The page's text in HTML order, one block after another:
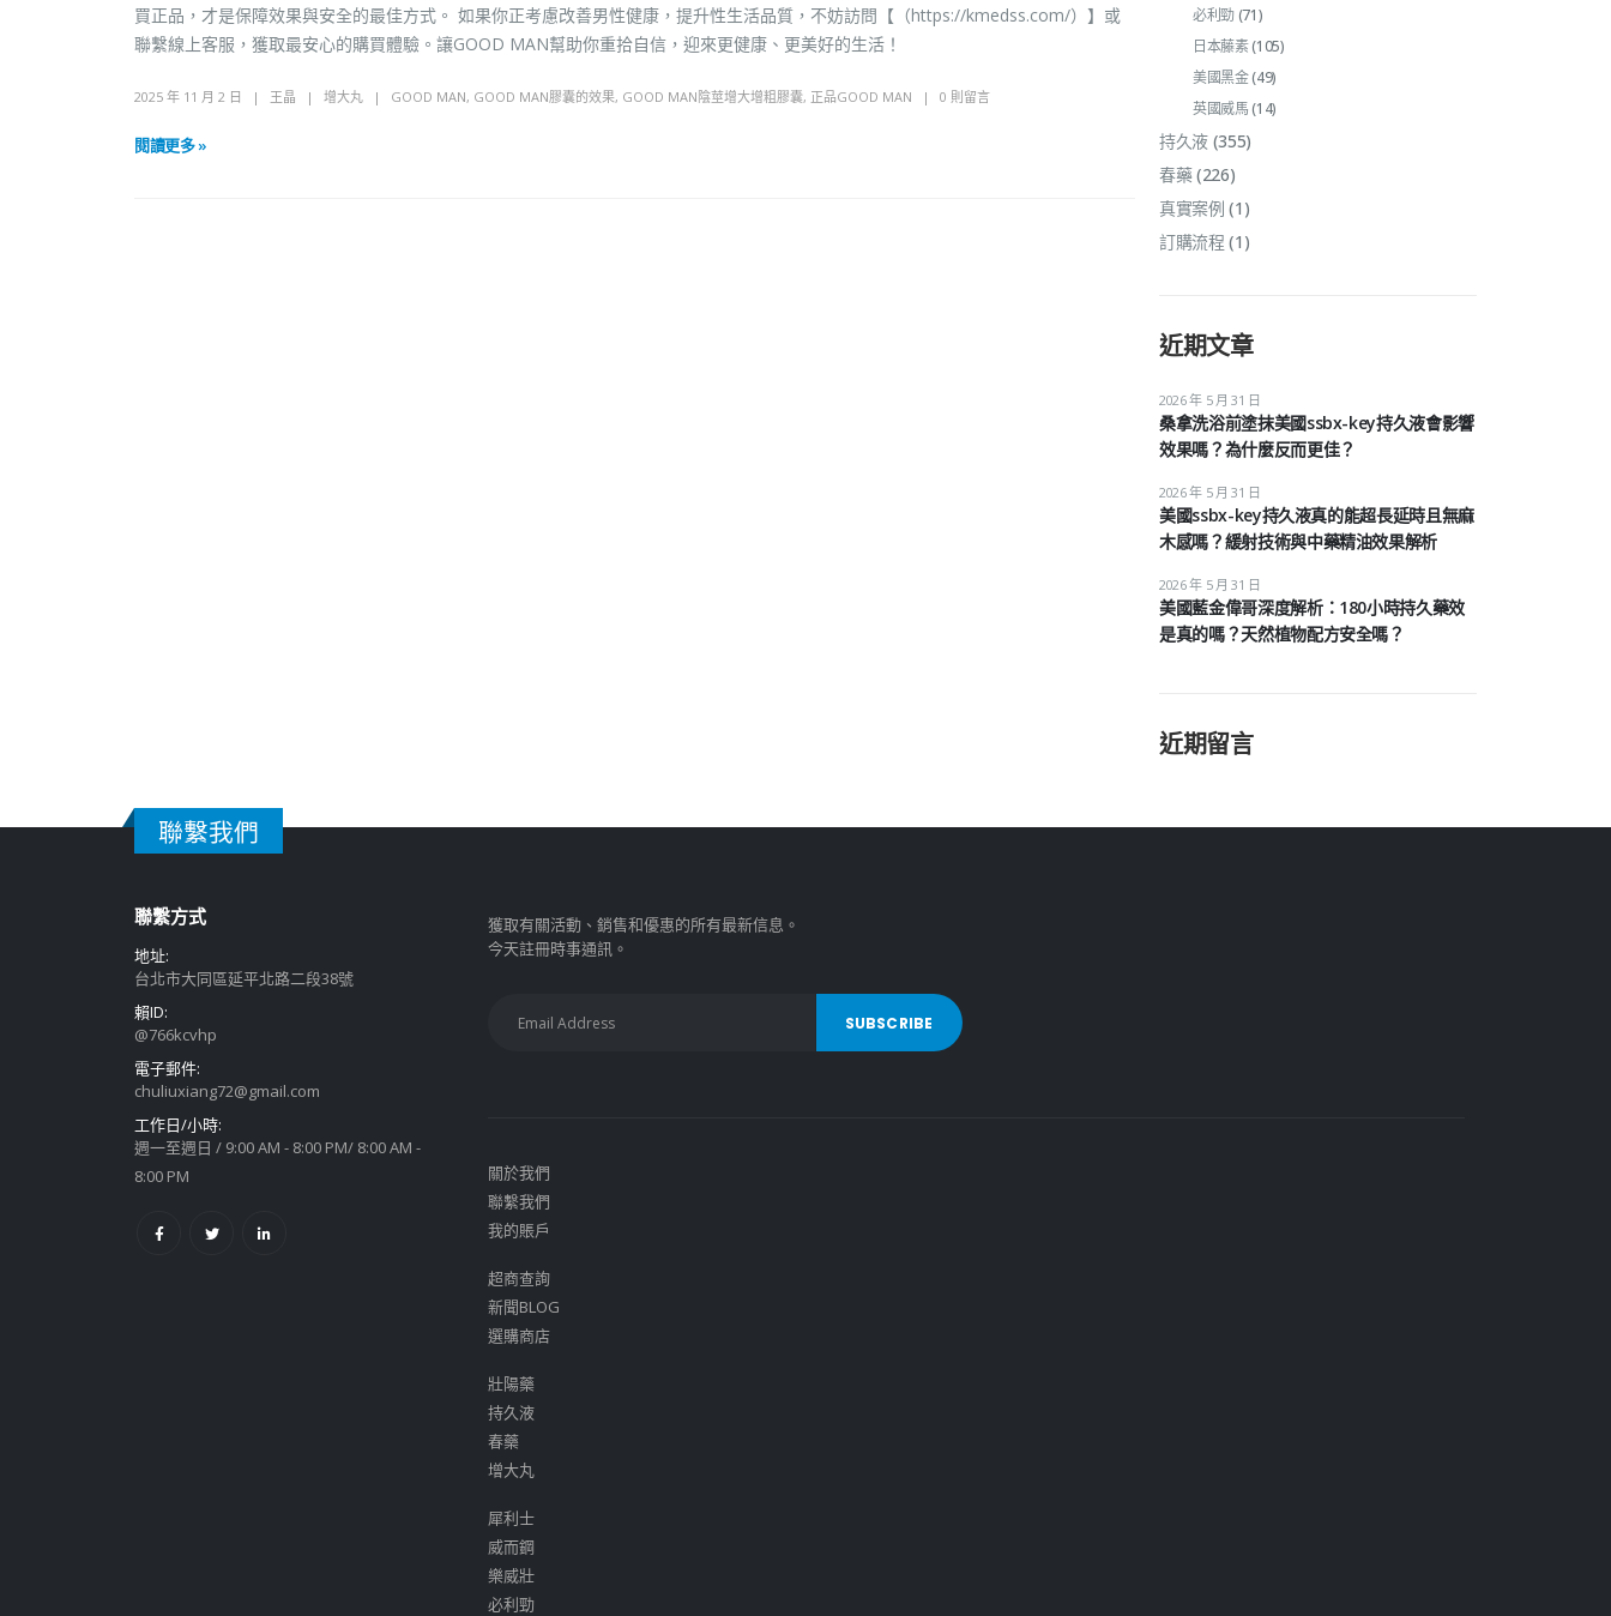
買正品，才是保障效果與安全的最佳方式。 如果你正考慮改善男性健康，提升性生活品質，不妨訪問【（https://kmedss.com/）】或
聯繫線上客服，獲取最安心的購買體驗。讓GOOD MAN幫助你重拾自信，迎來更健康、更美好的生活！
2025 年 11 月 2 日 王晶 增大丸 GOOD MAN, GOOD MAN膠囊的效果, GOOD MAN陰莖增大增粗膠囊, 正品GOOD MAN 0 則留言
閱讀更多 »
必利勁(71)
日本藤素(105)
美國黑金(49)
英國威馬(14)
持久液(355)
春藥(226)
真實案例 (1)
訂購流程 (1)
近期文章
桑拿洗浴前塗抹美國ssbx-key持久液會影響
效果嗎？為什麼反而更佳？
2026 年 5 月 31 日
美國ssbx-key持久液真的能超長延時且無麻
木感嗎？緩射技術與中藥精油效果解析
2026 年 5 月 31 日
美國藍金偉哥深度解析：180小時持久藥效
是真的嗎？天然植物配方安全嗎？
2026 年 5 月 31 日
近期留言
聯繫我們
聯繫方式
地址:
台北市大同區延平北路二段38號
賴ID:
@766kcvhp
電子郵件:
chuliuxiang72@gmail.com
工作日/小時:
週一至週日 / 9:00 AM - 8:00 PM/ 8:00 AM -
8:00 PM
獲取有關活動、銷售和優惠的所有最新信息。
今天註冊時事通訊。
關於我們
聯繫我們
我的賬戶
超商查詢
新聞BLOG
選購商店
壯陽藥
持久液
春藥
增大丸
犀利士
威而鋼
樂威壯
必利勁